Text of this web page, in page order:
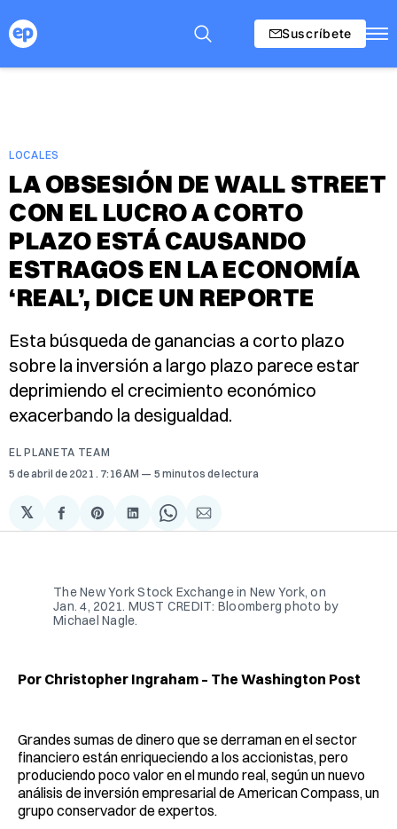
Suscríbete
LOCALES
LA OBSESIÓN DE WALL STREET
CON EL LUCRO A CORTO
PLAZO ESTÁ CAUSANDO
ESTRAGOS EN LA ECONOMÍA
‘REAL’, DICE UN REPORTE
Esta búsqueda de ganancias a corto plazo
sobre la inversión a largo plazo parece estar
deprimiendo el crecimiento económico
exacerbando la desigualdad.
EL PLANETA TEAM
5 de abril de 2021 . 7:16 AM 5 minutos de lectura
𝕏
Compartir
en
Share
on
Compartir
en
Share
on
Compartir
via
The New York Stock Exchange in New York, on
Jan. 4, 2021. MUST CREDIT: Bloomberg photo by
Michael Nagle.
Por Christopher Ingraham – The Washington Post
Grandes sumas de dinero que se derraman en el sector
financiero están enriqueciendo a los accionistas, pero
produciendo poco valor en el mundo real, según un nuevo
análisis de inversión empresarial de American Compass, un
grupo conservador de expertos.